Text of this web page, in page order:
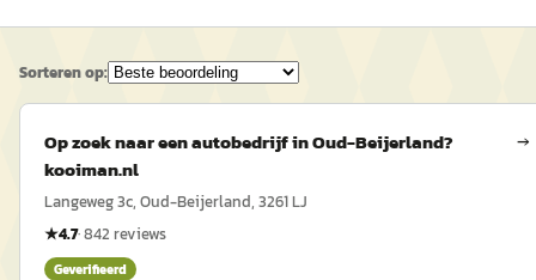
Sorteren op:
Op zoek naar een autobedrijf in Oud-Beijerland?
kooiman.nl
→
Langeweg 3c, Oud-Beijerland, 3261 LJ
★4.7·842 reviews
Geverifieerd